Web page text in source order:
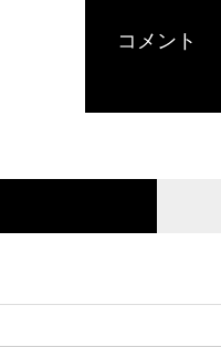
コメント